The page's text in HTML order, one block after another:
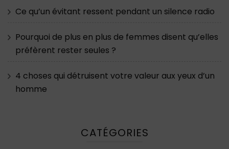
Ce qu’un évitant ressent pendant un silence radio
Pourquoi de plus en plus de femmes disent qu’elles
préfèrent rester seules ?
4 choses qui détruisent votre valeur aux yeux d’un
homme
CATÉGORIES